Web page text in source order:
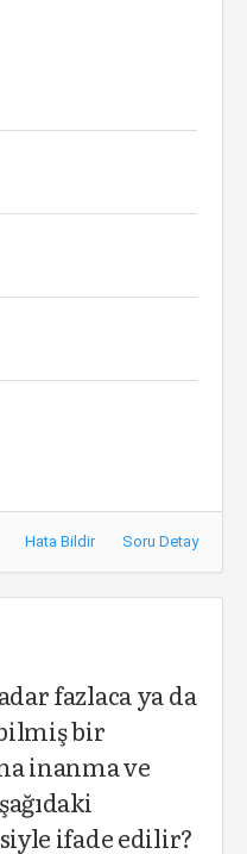
Hata Bildir Soru Detay
fazlaca ya da
bir
inanma ve
ifade edilir?